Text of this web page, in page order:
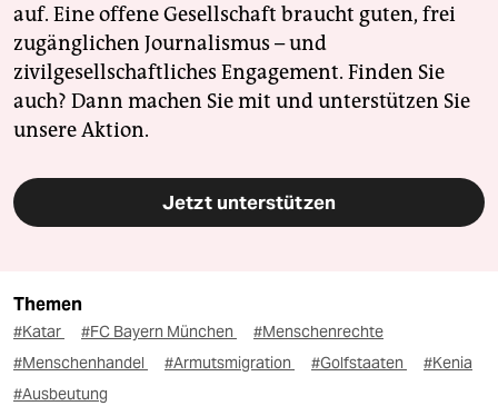
auf. Eine offene Gesellschaft braucht guten, frei
zugänglichen Journalismus – und
zivilgesellschaftliches Engagement. Finden Sie
auch? Dann machen Sie mit und unterstützen Sie
unsere Aktion.
Jetzt unterstützen
Themen
#Katar #FC Bayern München
#Menschenrechte
#Menschenhandel
#Armutsmigration #Golfstaaten
#Kenia
#Ausbeutung